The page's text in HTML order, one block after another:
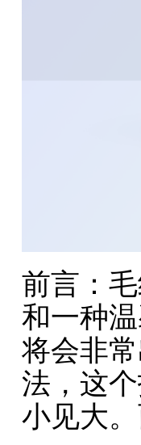
前言：
和一种
将会非
法，这
小见大